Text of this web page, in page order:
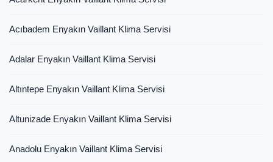
Acıbadem Enyakın Vaillant Klima Servisi
Adalar Enyakın Vaillant Klima Servisi
Altıntepe Enyakın Vaillant Klima Servisi
Altunizade Enyakın Vaillant Klima Servisi
Anadolu Enyakın Vaillant Klima Servisi